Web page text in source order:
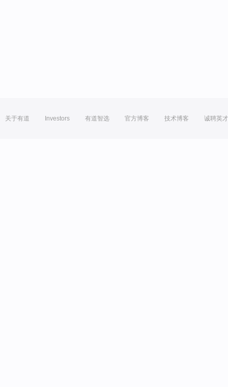
关于有道 Investors 有道智选 官方博客 技术博客 诚聘英才